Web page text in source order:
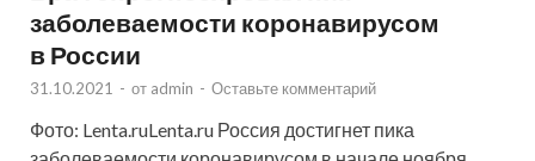
заболеваемости коронавирусом
в России
31.10.2021 - от admin - Оставьте комментарий
Фото: Lenta.ruLenta.ru Россия достигнет пика